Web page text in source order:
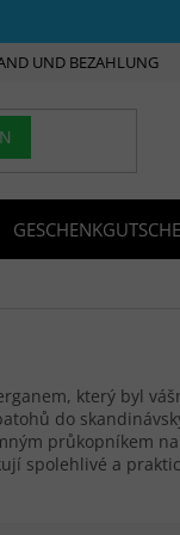
UND BEZAHLUNG
který byl
do
průkopníkem
spolehlivé a